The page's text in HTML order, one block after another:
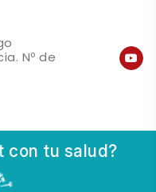
Nº de
con tu salud?